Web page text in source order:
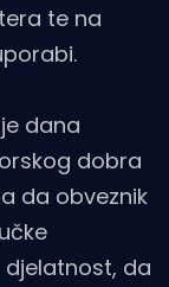
te na
dana
dobra
da obveznik
djelatnost, da